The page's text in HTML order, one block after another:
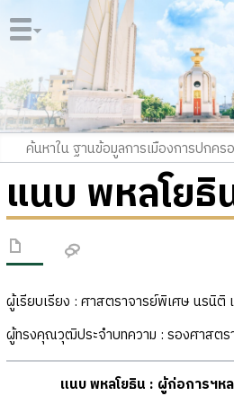
แนบ พหลโยธิ
ผู้เรียบเรียง : ศาสตราจารย์พิเศษ นรนิติ
ผู้ทรงคุณวุฒิประจำบทความ : รองศาสตร
แนบ พหลโยธิน : ผู้ก่อการฯห